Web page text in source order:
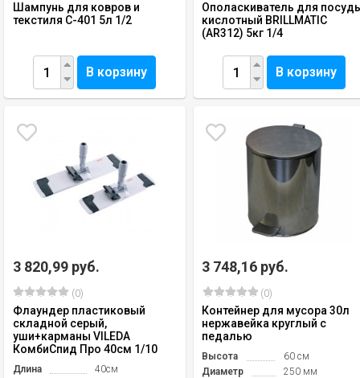
Шампунь для ковров и
текстиля С-401 5л 1/2
В корзину
Ополаскиватель для
кислотный BRILLMATIC
(AR312) 5кг 1/4
В корзину
3 820,99 руб.
(0)
Флаундер пластиковый
складной серый,
уши+карманы VILEDA
КомбиСпид Про 40см 1/10
Длина
40см
3 748,16 руб.
(0)
Контейнер для мусора 30л
нержавейка круглый с
педалью
Высота
60 см
Диаметр
250 мм